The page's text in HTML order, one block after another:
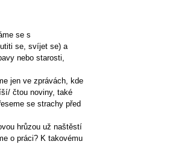
se s
se, svíjet se) a
nebo starosti,
jen ve zprávách, kde
čtou noviny, také
se strachy před
hrůzou už naštěstí
o práci? K takovému